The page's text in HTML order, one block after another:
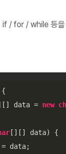
if / for / while 등
{
data = new
[][] data)
{
data;